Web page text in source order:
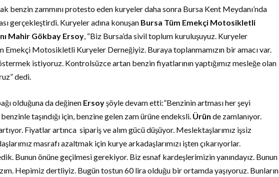
benzin zammını protesto eden kuryeler daha sonra Bursa Kent Meydanı’nda
gerçekleştirdi. Kuryeler adına konuşan Bursa Tüm Emekçi Motosikletli
Mahir Gökbay Ersoy , “Biz Bursa’da sivil toplum kuruluşuyuz. Kuryeler
Emekçi Motosikletli Kuryeler Derneğiyiz. Buraya toplanmamızın bir amacı var.
istiyoruz. Kontrolsüzce artan benzin fiyatlarının yaptığımız mesleğe olan
dedi.
olduğuna da değinen Ersoyşöyle devam etti:”Benzinin artması her şeyi
taşındığı için, benzine gelen zam ürüne endeksli. Ürün de zamlanıyor.
Fiyatlar artınca sipariş ve alım gücü düşüyor. Meslektaşlarımız işsiz
masrafı azaltmak için kurye arkadaşlarımızı işten çıkarıyorlar.
Bunun önüne geçilmesi gerekiyor. Biz esnaf kardeşlerimizin yanındayız. Bunun
Hepimiz dertliyiz. Bugün tostun 60 lira olduğu bir ortamda yaşıyoruz. Bunların